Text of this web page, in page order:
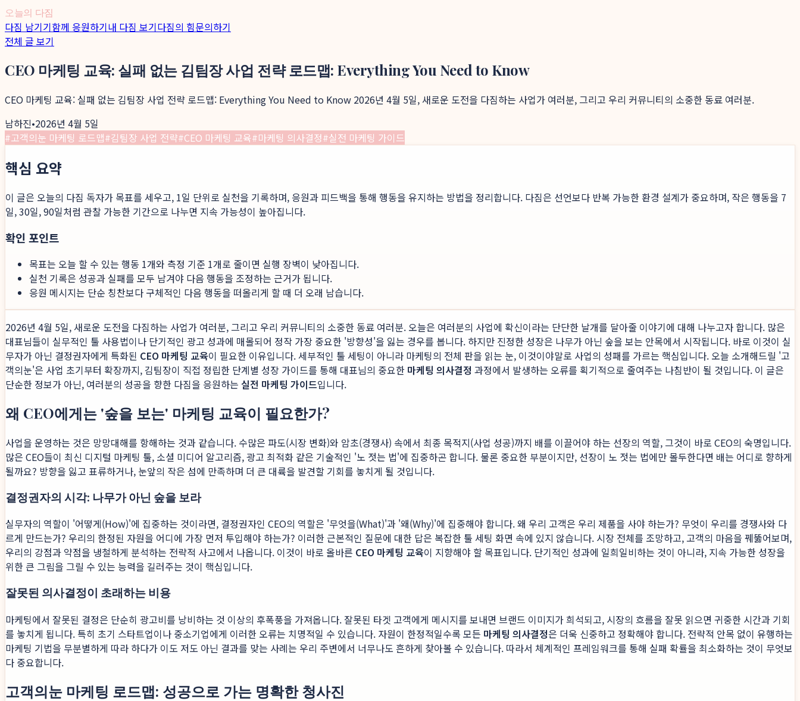
오늘의 다짐
다짐 남기기함께 응원하기내 다짐 보기다짐의 힘문의하기
전체 글 보기
CEO 마케팅 교육: 실패 없는 김팀장 사업 전략 로드맵: Everything You Need to Know
CEO 마케팅 교육: 실패 없는 김팀장 사업 전략 로드맵: Everything You Need to Know 2026년 4월 5일, 새로운 도전을 다짐하는 사업가 여러분, 그리고 우리 커뮤니티의 소중한 동료 여러분.
남하진•2026년 4월 5일
#고객의눈 마케팅 로드맵#김팀장 사업 전략#CEO 마케팅 교육#마케팅 의사결정#실전 마케팅 가이드
핵심 요약
이 글은 오늘의 다짐 독자가 목표를 세우고, 1일 단위로 실천을 기록하며, 응원과 피드백을 통해 행동을 유지하는 방법을 정리합니다. 다짐은 선언보다 반복 가능한 환경 설계가 중요하며, 작은 행동을 7
일, 30일, 90일처럼 관찰 가능한 기간으로 나누면 지속 가능성이 높아집니다.
확인 포인트
목표는 오늘 할 수 있는 행동 1개와 측정 기준 1개로 줄이면 실행 장벽이 낮아집니다.
실천 기록은 성공과 실패를 모두 남겨야 다음 행동을 조정하는 근거가 됩니다.
응원 메시지는 단순 칭찬보다 구체적인 다음 행동을 떠올리게 할 때 더 오래 남습니다.
2026년 4월 5일, 새로운 도전을 다짐하는 사업가 여러분, 그리고 우리 커뮤니티의 소중한 동료 여러분. 오늘은 여러분의 사업에 확신이라는 단단한 날개를 달아줄 이야기에 대해 나누고자 합니다. 많은
대표님들이 실무적인 툴 사용법이나 단기적인 광고 성과에 매몰되어 정작 가장 중요한 '방향성'을 잃는 경우를 봅니다. 하지만 진정한 성장은 나무가 아닌 숲을 보는 안목에서 시작됩니다. 바로 이것이 실
무자가 아닌 결정권자에게 특화된 CEO 마케팅 교육이 필요한 이유입니다. 세부적인 툴 세팅이 아니라 마케팅의 전체 판을 읽는 눈, 이것이야말로 사업의 성패를 가르는 핵심입니다. 오늘 소개해드릴 '고
객의눈'은 사업 초기부터 확장까지, 김팀장이 직접 정립한 단계별 성장 가이드를 통해 대표님의 중요한 마케팅 의사결정 과정에서 발생하는 오류를 획기적으로 줄여주는 나침반이 될 것입니다. 이 글은
단순한 정보가 아닌, 여러분의 성공을 향한 다짐을 응원하는 실전 마케팅 가이드입니다.
왜 CEO에게는 '숲을 보는' 마케팅 교육이 필요한가?
사업을 운영하는 것은 망망대해를 항해하는 것과 같습니다. 수많은 파도(시장 변화)와 암초(경쟁사) 속에서 최종 목적지(사업 성공)까지 배를 이끌어야 하는 선장의 역할, 그것이 바로 CEO의 숙명입니다.
많은 CEO들이 최신 디지털 마케팅 툴, 소셜 미디어 알고리즘, 광고 최적화 같은 기술적인 '노 젓는 법'에 집중하곤 합니다. 물론 중요한 부분이지만, 선장이 노 젓는 법에만 몰두한다면 배는 어디로 향하게
될까요? 방향을 잃고 표류하거나, 눈앞의 작은 섬에 만족하며 더 큰 대륙을 발견할 기회를 놓치게 될 것입니다.
결정권자의 시각: 나무가 아닌 숲을 보라
실무자의 역할이 '어떻게(How)'에 집중하는 것이라면, 결정권자인 CEO의 역할은 '무엇을(What)'과 '왜(Why)'에 집중해야 합니다. 왜 우리 고객은 우리 제품을 사야 하는가? 무엇이 우리를 경쟁사와 다
르게 만드는가? 우리의 한정된 자원을 어디에 가장 먼저 투입해야 하는가? 이러한 근본적인 질문에 대한 답은 복잡한 툴 세팅 화면 속에 있지 않습니다. 시장 전체를 조망하고, 고객의 마음을 꿰뚫어보며,
우리의 강점과 약점을 냉철하게 분석하는 전략적 사고에서 나옵니다. 이것이 바로 올바른 CEO 마케팅 교육이 지향해야 할 목표입니다. 단기적인 성과에 일희일비하는 것이 아니라, 지속 가능한 성장을
위한 큰 그림을 그릴 수 있는 능력을 길러주는 것이 핵심입니다.
잘못된 의사결정이 초래하는 비용
마케팅에서 잘못된 결정은 단순히 광고비를 낭비하는 것 이상의 후폭풍을 가져옵니다. 잘못된 타겟 고객에게 메시지를 보내면 브랜드 이미지가 희석되고, 시장의 흐름을 잘못 읽으면 귀중한 시간과 기회
를 놓치게 됩니다. 특히 초기 스타트업이나 중소기업에게 이러한 오류는 치명적일 수 있습니다. 자원이 한정적일수록 모든 마케팅 의사결정은 더욱 신중하고 정확해야 합니다. 전략적 안목 없이 유행하는
마케팅 기법을 무분별하게 따라 하다가 이도 저도 아닌 결과를 맞는 사례는 우리 주변에서 너무나도 흔하게 찾아볼 수 있습니다. 따라서 체계적인 프레임워크를 통해 실패 확률을 최소화하는 것이 무엇보
다 중요합니다.
고객의눈 마케팅 로드맵: 성공으로 가는 명확한 청사진